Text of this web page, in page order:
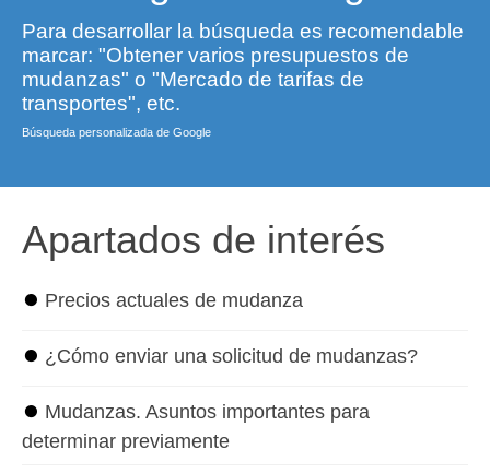
Para desarrollar la búsqueda es recomendable
marcar: "Obtener varios presupuestos de
mudanzas" o "Mercado de tarifas de
transportes", etc.
Búsqueda personalizada de Google
Apartados de interés
⏺ Precios actuales de mudanza
⏺ ¿Cómo enviar una solicitud de mudanzas?
⏺ Mudanzas. Asuntos importantes para
determinar previamente